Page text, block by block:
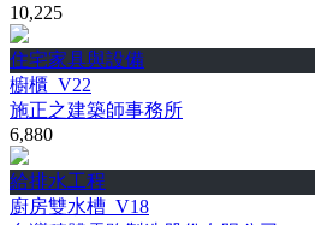
10,225
住宅家具與設備
櫥櫃_V22
施正之建築師事務所
6,880
給排水工程
廚房雙水槽_V18